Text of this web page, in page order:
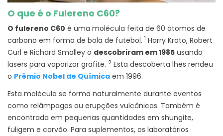
O que é o Fulereno C60?
O fulereno C60 é uma molécula feita de 60 átomos de
carbono em forma de bola de futebol. 1 Harry Kroto, Robert
Curl e Richard Smalley o descobriram em 1985 usando
lasers para vaporizar grafite. 2 Esta descoberta lhes rendeu
o Prêmio Nobel de Química em 1996.
Esta molécula se forma naturalmente durante eventos
como relâmpagos ou erupções vulcânicas. Também é
encontrada em pequenas quantidades em shungite,
fuligem e carvão. Para suplementos, os laboratórios